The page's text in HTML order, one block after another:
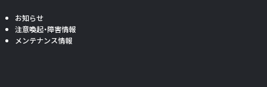
お知らせ
注意喚起・障害情報
メンテナンス情報